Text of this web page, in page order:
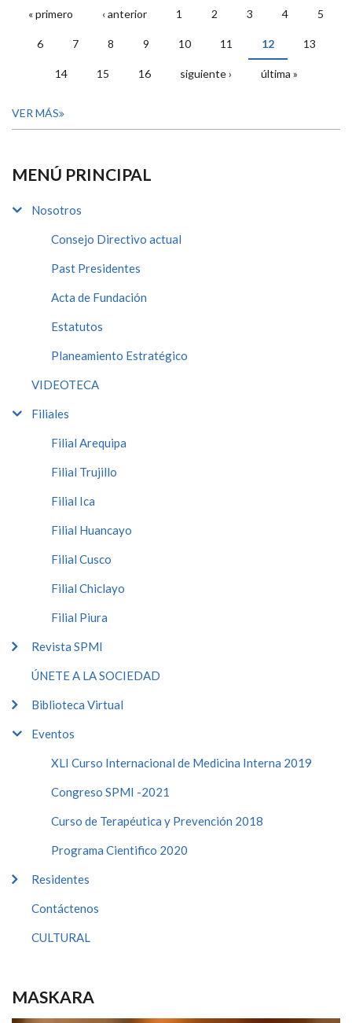
PÁGINAS
« primero ‹ anterior 1 2 3 4 5
6 7 8 9 10 11 12 13
14 15 16 siguiente › última »
VER MÁS
MENÚ PRINCIPAL
Nosotros
Consejo Directivo actual
Past Presidentes
Acta de Fundación
Estatutos
Planeamiento Estratégico
VIDEOTECA
Filiales
Filial Arequipa
Filial Trujillo
Filial Ica
Filial Huancayo
Filial Cusco
Filial Chiclayo
Filial Piura
Revista SPMI
ÚNETE A LA SOCIEDAD
Biblioteca Virtual
Eventos
XLI Curso Internacional de Medicina Interna 2019
Congreso SPMI -2021
Curso de Terapéutica y Prevención 2018
Programa Cientifico 2020
Residentes
Contáctenos
CULTURAL
MASKARA